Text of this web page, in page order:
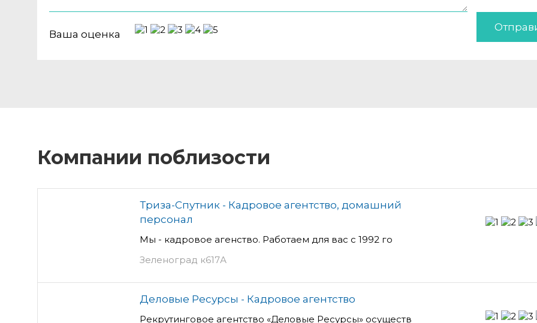
Ваша оценка
Компании поблизости
Триза-Спутник - Кадровое агентство, домашний
персонал
Мы - кадровое агенство. Работаем для вас с 1992 го
Зеленоград к617А
Деловые Ресурсы - Кадровое агентство
Рекрутинговое агентство «Деловые Ресурсы» осуществ